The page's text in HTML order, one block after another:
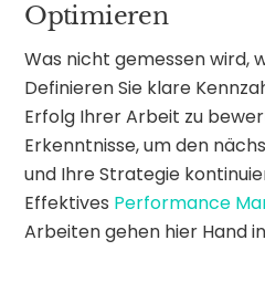
Optimieren
Was nicht gemessen wird,
Definieren Sie klare
Erfolg Ihrer Arbeit zu
Erkenntnisse, um den
und Ihre Strategie
Effektives Performance
Arbeiten gehen hier Hand